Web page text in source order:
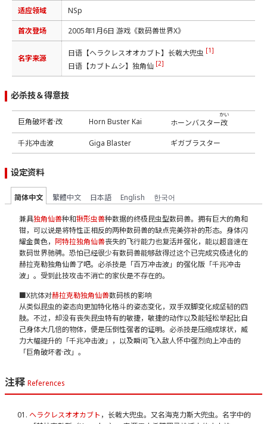
适应领域
NSp
首次登场
2005年1月6日 游戏《数码兽世界X》
名字来源
日语【ヘラクレスオオカブト】长戟大兜虫 [1]
日语【カブトムシ】独角仙 [2]
必杀技＆得意技
巨角破坏者·改 Horn Buster Kai ホーンバスター改
かい
千兆冲击波 Giga Blaster ギガブラスター
设定资料
简体中文 繁體中文 日本語 English 한국어
兼具独角仙兽种和锹形虫兽种数据的终极昆虫型数码兽。拥有巨大的角和
钳，可以说是将特性正相反的两种数码兽的缺点完美弥补的形态。身体闪
耀金黄色， 阿特拉独角仙兽丧失的飞行能力也复活并强化，能以超音速在
数码世界驰骋。恐怕已经很少有数码兽能够敌得过这个已完成究极进化的
赫拉克勒独角仙兽了吧。必杀技是「百万冲击波」的强化版「千兆冲击
波」。受到此技攻击不消亡的家伙是不存在的。
■X抗体对赫拉克勒独角仙兽数码核的影响
从类似昆虫的姿态向更加特化格斗的姿态变化，双手双脚变化成坚韧的四
肢。不过，却没有丧失昆虫特有的敏捷，敏捷的动作以及能轻松举起比自
己身体大几倍的物体，便是压倒性强者的证明。必杀技是压缩成球状，威
力大幅提升的「千兆冲击波」，以及瞬间飞入敌人怀中强烈向上冲击的
「巨角破坏者·改」。
注释 References
ヘラクレスオオカブト ，长戟大兜虫。又名海克力斯大兜虫。名字中的